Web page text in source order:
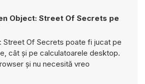
Object: Street Of Secrets pe
Street Of Secrets poate fi jucat pe
cât și pe calculatoarele desktop.
și nu necesită vreo